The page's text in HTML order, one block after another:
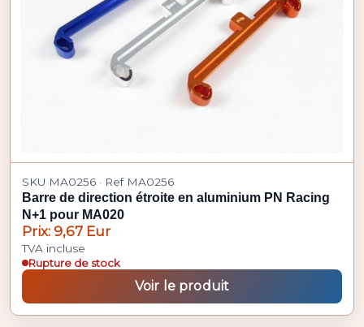
SKU MA0256 · Ref MA0256
Barre de direction étroite en aluminium PN Racing
N+1 pour MA020
Prix: 9,67 Eur
TVA incluse
Rupture de stock
Voir le produit